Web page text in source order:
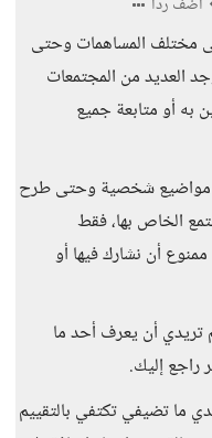
مختلف المساهمات وحتى
العديد من المجتمعات
به أو متابعة جميع
مواضيع شخصية وحتى طرح
الخاص بها، فقط
أن نشارك فيها أو
تريدي أن يعرف أحد ما
راجع إليك.
ما تضيفي تكتفي بالتقييم